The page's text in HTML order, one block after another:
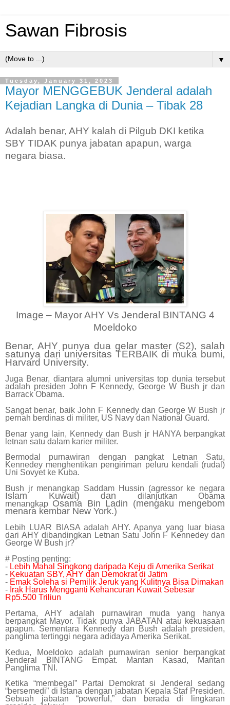
Sawan Fibrosis
▼
Tuesday, January 31, 2023
Mayor MENGGEBUK Jenderal adalah
Kejadian Langka di Dunia – Tibak 28
Adalah benar, AHY kalah di Pilgub DKI ketika
SBY TIDAK punya jabatan apapun, warga
negara biasa.
Image – Mayor AHY Vs Jenderal BINTANG 4
Moeldoko
Benar, AHY punya dua gelar master (S2), salah
satunya dari universitas TERBAIK di muka bumi,
Harvard University.
Juga Benar, diantara alumni universitas top dunia tersebut
adalah presiden John F Kennedy, George W Bush jr dan
Barrack Obama.
Sangat benar, baik John F Kennedy dan George W Bush jr
pernah berdinas di militer, US Navy dan National Guard.
Benar yang lain, Kennedy dan Bush jr HANYA berpangkat
letnan satu dalam karier militer.
Bermodal purnawiran dengan pangkat Letnan Satu,
Kennedey menghentikan pengiriman peluru kendali (rudal)
Uni Sovyet ke Kuba.
Bush jr menangkap Saddam Hussin (agressor ke negara
Islam Kuwait) dan
dilanjutkan Obama
menangkap Osama Bin Ladin (mengaku mengebom
menara kembar New York.)
Lebih LUAR BIASA adalah AHY. Apanya yang luar biasa
dari AHY dibandingkan Letnan Satu John F Kennedey dan
George W Bush jr?
# Posting penting:
- Lebih Mahal Singkong daripada Keju di Amerika Serikat
- Kekuatan SBY, AHY dan Demokrat di Jatim
- Emak Soleha si Pemilik Jeruk yang Kulitnya Bisa Dimakan
- Irak Harus Mengganti Kehancuran Kuwait Sebesar
Rp5.500 Triliun
Pertama, AHY adalah purnawiran muda yang hanya
berpangkat Mayor. Tidak punya JABATAN atau kekuasaan
apapun. Sementara Kennedy dan Bush adalah presiden,
panglima tertinggi negara adidaya Amerika Serikat.
Kedua, Moeldoko adalah purnawiran senior berpangkat
Jenderal BINTANG Empat. Mantan Kasad, Mantan
Panglima TNI.
Ketika “membegal” Partai Demokrat si Jenderal sedang
“bersemedi” di Istana dengan jabatan Kepala Staf Presiden.
Sebuah jabatan “powerful,” dan berada di lingkaran